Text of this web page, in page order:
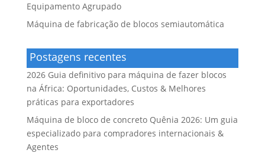
Equipamento Agrupado
Máquina de fabricação de blocos semiautomática
Postagens recentes
2026 Guia definitivo para máquina de fazer blocos
na África: Oportunidades, Custos & Melhores
práticas para exportadores
Máquina de bloco de concreto Quênia 2026: Um guia
especializado para compradores internacionais &
Agentes